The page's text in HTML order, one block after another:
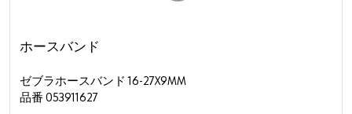
ホースバンド
ゼブラホースバンド 16-27X9MM
品番 053911627